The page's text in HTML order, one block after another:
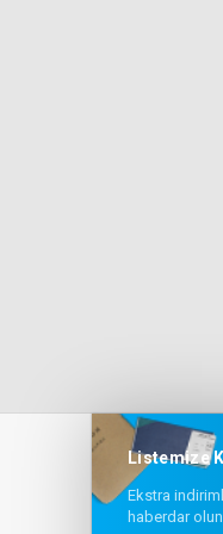
Listemize
Ekstra
haberdar olun